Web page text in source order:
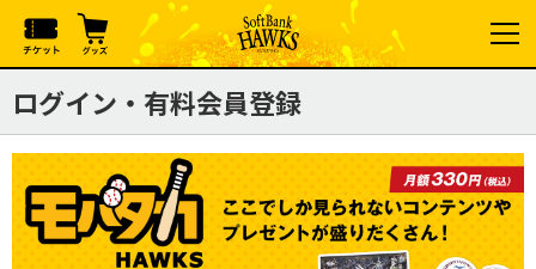
ログイン・有料会員登録